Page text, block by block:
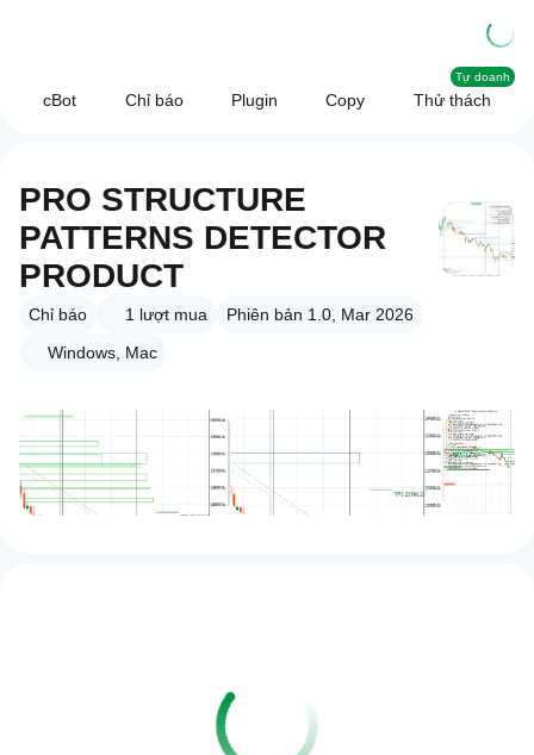
cBot Chỉ báo Plugin Copy Thử thách
Tự doanh
PRO STRUCTURE
PATTERNS DETECTOR
PRODUCT
Chỉ báo 1 lượt mua
Phiên bản 1.0, Mar 2026
Windows, Mac